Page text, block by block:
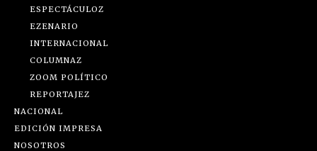
ESPECTÁCULOZ
EZENARIO
INTERNACIONAL
COLUMNAZ
ZOOM POLÍTICO
REPORTAJEZ
NACIONAL
EDICIÓN IMPRESA
NOSOTROS